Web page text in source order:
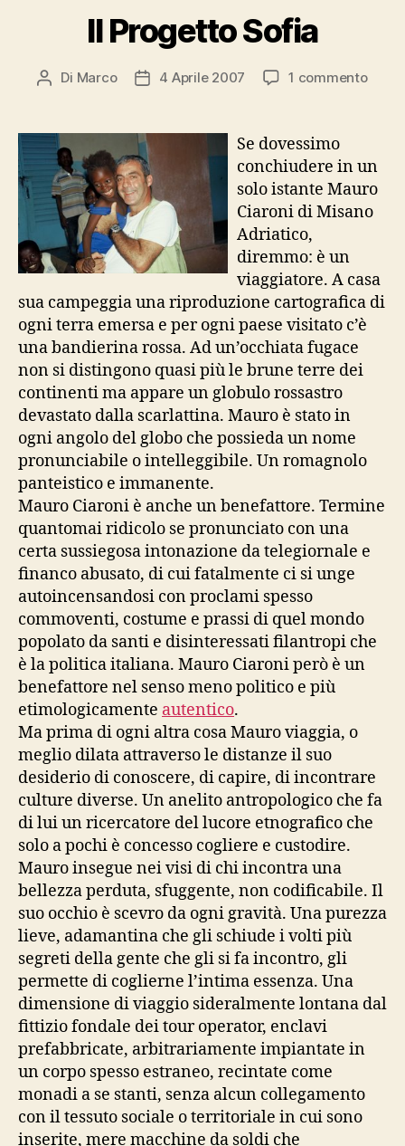
Il Progetto Sofia
Autore
Di Marco
Data4 Aprile 2007 1 commentosu
Se dovessimo
conchiudere in un
solo istante Mauro
Ciaroni di Misano
Adriatico,
diremmo: è un
viaggiatore. A casa
sua campeggia una riproduzione cartografica di
ogni terra emersa e per ogni paese visitato c’è
una bandierina rossa. Ad un’occhiata fugace
non si distingono quasi più le brune terre dei
continenti ma appare un globulo rossastro
devastato dalla scarlattina. Mauro è stato in
ogni angolo del globo che possieda un nome
pronunciabile o intelleggibile. Un romagnolo
panteistico e immanente.
Mauro Ciaroni è anche un benefattore. Termine
quantomai ridicolo se pronunciato con una
certa sussiegosa intonazione da telegiornale e
financo abusato, di cui fatalmente ci si unge
autoincensandosi con proclami spesso
commoventi, costume e prassi di quel mondo
popolato da santi e disinteressati filantropi che
è la politica italiana. Mauro Ciaroni però è un
benefattore nel senso meno politico e più
etimologicamente autentico.
Ma prima di ogni altra cosa Mauro viaggia, o
meglio dilata attraverso le distanze il suo
desiderio di conoscere, di capire, di incontrare
culture diverse. Un anelito antropologico che fa
di lui un ricercatore del lucore etnografico che
solo a pochi è concesso cogliere e custodire.
Mauro insegue nei visi di chi incontra una
bellezza perduta, sfuggente, non codificabile. Il
suo occhio è scevro da ogni gravità. Una purezza
lieve, adamantina che gli schiude i volti più
segreti della gente che gli si fa incontro, gli
permette di coglierne l’intima essenza. Una
dimensione di viaggio sideralmente lontana dal
fittizio fondale dei tour operator, enclavi
prefabbricate, arbitrariamente impiantate in
un corpo spesso estraneo, recintate come
monadi a se stanti, senza alcun collegamento
con il tessuto sociale o territoriale in cui sono
inserite, mere macchine da soldi che